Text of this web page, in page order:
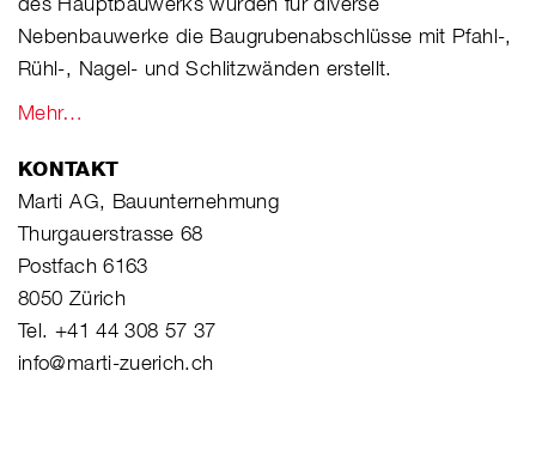
Nebenbauwerke die Baugrubenabschlüsse mit Pfahl-,
Rühl-, Nagel- und Schlitzwänden erstellt.
Mehr…
KONTAKT
Marti AG, Bauunternehmung
Thurgauerstrasse 68
Postfach 6163
8050 Zürich
Tel. +41 44 308 57 37
info@marti-zuerich.ch